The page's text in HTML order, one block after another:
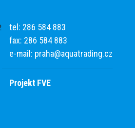
tel: 286 584 883
fax: 286 584 883
e-mail: praha@aquatrading.cz
Projekt FVE